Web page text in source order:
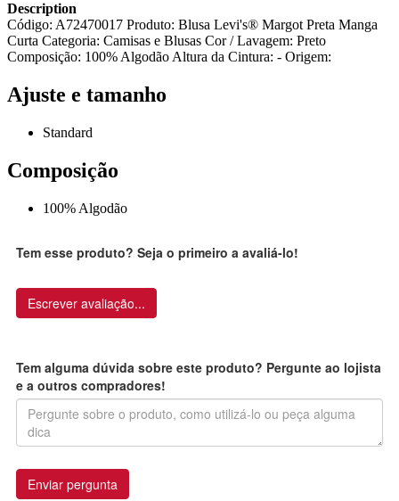
Description
Código: A72470017 Produto: Blusa Levi's® Margot Preta Manga
Curta Categoria: Camisas e Blusas Cor / Lavagem: Preto
Composição: 100% Algodão Altura da Cintura: - Origem:
Ajuste e tamanho
Standard
Composição
100% Algodão
Tem esse produto? Seja o primeiro a avaliá-lo!
Escrever avaliação...
Tem alguma dúvida sobre este produto? Pergunte ao lojista
e a outros compradores!
Enviar pergunta